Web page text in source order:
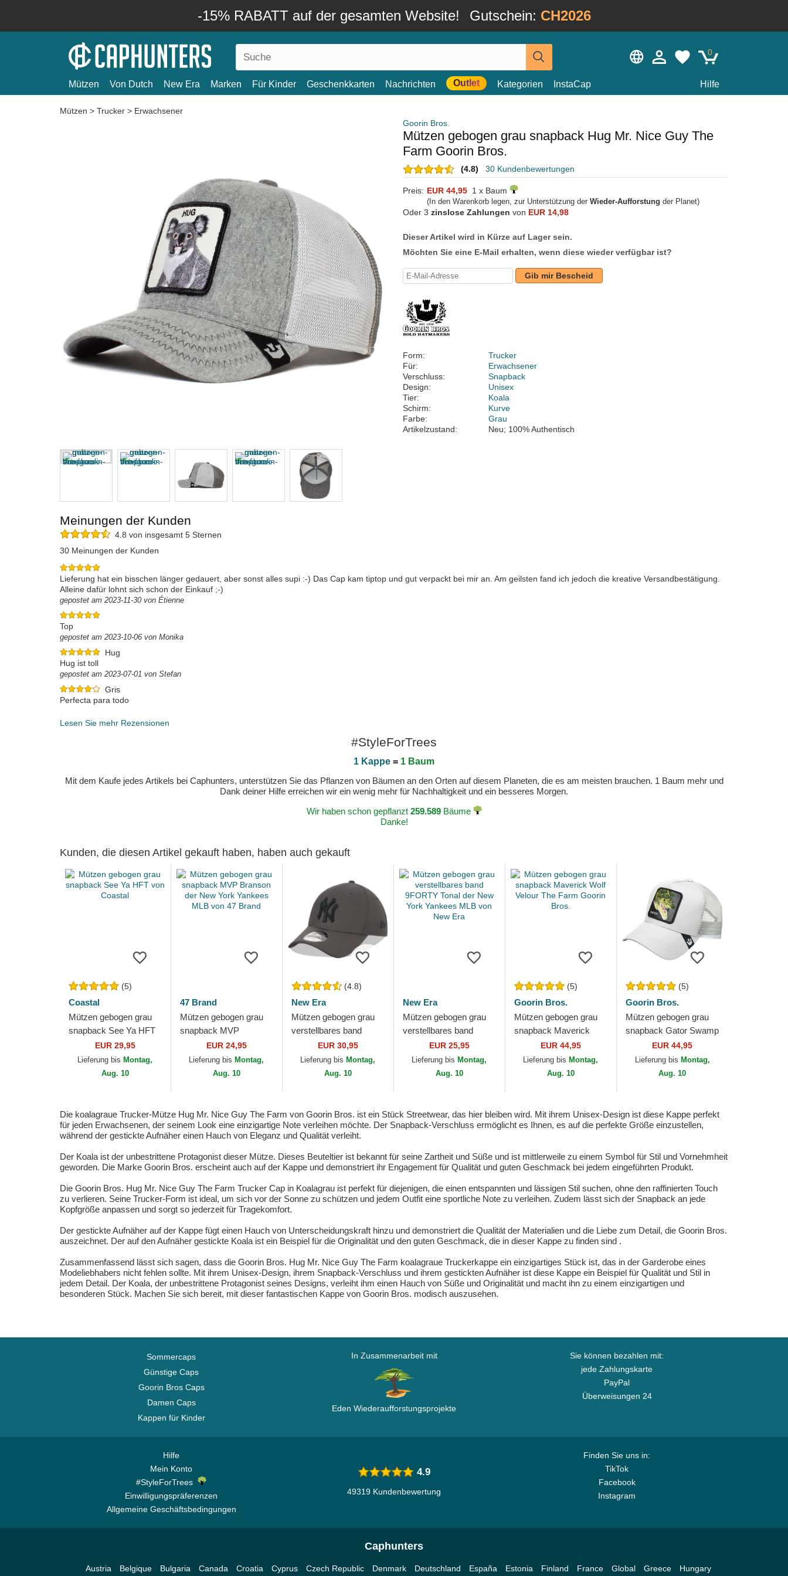
-15% RABATT auf der gesamten Website! Gutschein: CH2026
0
Mützen Von Dutch New Era Marken Für Kinder Geschenkkarten Nachrichten Outlet Kategorien InstaCap Hilfe
Mützen > Trucker > Erwachsener
Goorin Bros.
Mützen gebogen grau snapback Hug Mr. Nice Guy The
Farm Goorin Bros.
(4.8) 30 Kundenbewertungen
Preis: EUR 44,95 1 x Baum
(In den Warenkorb legen, zur Unterstützung der Wieder-Aufforstung der Planet)
Oder 3 zinslose Zahlungen von EUR 14,98
Dieser Artikel wird in Kürze auf Lager sein.
Möchten Sie eine E-Mail erhalten, wenn diese wieder verfügbar ist?
Gib mir Bescheid
Form:
Trucker
Für:
Erwachsener
Verschluss:
Snapback
Design:
Unisex
Tier:
Koala
Schirm:
Kurve
Farbe:
Grau
Artikelzustand:
Neu; 100% Authentisch
Meinungen der Kunden
4.8 von insgesamt 5 Sternen
30 Meinungen der Kunden
Lieferung hat ein bisschen länger gedauert, aber sonst alles supi :-) Das Cap kam tiptop und gut verpackt bei mir an. Am geilsten fand ich jedoch die kreative Versandbestätigung.
Alleine dafür lohnt sich schon der Einkauf ;-)
gepostet am 2023-11-30 von Étienne
Top
gepostet am 2023-10-06 von Monika
Hug
Hug ist toll
gepostet am 2023-07-01 von Stefan
Gris
Perfecta para todo
Lesen Sie mehr Rezensionen
#StyleForTrees
1 Kappe = 1 Baum
Mit dem Kaufe jedes Artikels bei Caphunters, unterstützen Sie das Pflanzen von Bäumen an den Orten auf diesem Planeten, die es am meisten brauchen. 1 Baum mehr und
Dank deiner Hilfe erreichen wir ein wenig mehr für Nachhaltigkeit und ein besseres Morgen.
Wir haben schon gepflanzt 259.589Bäume
Danke!
Kunden, die diesen Artikel gekauft haben, haben auch gekauft
(5)
Coastal
Mützen gebogen grau
snapback See Ya HFT
von CoastalEUR 29,95
Lieferung bis Montag,
Aug. 10
47 Brand
Mützen gebogen grau
snapback MVP
Branson der New York
Yankees MLB von 47
EUR 24,95
Lieferung bis Montag,
Aug. 10
(4.8)
New Era
Mützen gebogen grau
verstellbares band
9FORTY Diamond Era
der New York Yankees
MLB von New Era
EUR 30,95
Lieferung bis Montag,
Aug. 10
New Era
Mützen gebogen grau
verstellbares band
9FORTY Tonal der New
York Yankees MLB von
EUR 25,95
Lieferung bis Montag,
Aug. 10
(5)
Goorin Bros.
Mützen gebogen grau
snapback Maverick
Wolf Velour The Farm
Goorin Bros.
EUR 44,95
Lieferung bis Montag,
Aug. 10
(5)
Goorin Bros.
Mützen gebogen grau
snapback Gator Swamp
Monster Core Combo
The Farm Goorin Bros.
EUR 44,95
Lieferung bis Montag,
Aug. 10
Die koalagraue Trucker-Mütze Hug Mr. Nice Guy The Farm von Goorin Bros. ist ein Stück Streetwear, das hier bleiben wird. Mit ihrem Unisex-Design ist diese Kappe perfekt
für jeden Erwachsenen, der seinem Look eine einzigartige Note verleihen möchte. Der Snapback-Verschluss ermöglicht es Ihnen, es auf die perfekte Größe einzustellen,
während der gestickte Aufnäher einen Hauch von Eleganz und Qualität verleiht.
Der Koala ist der unbestrittene Protagonist dieser Mütze. Dieses Beuteltier ist bekannt für seine Zartheit und Süße und ist mittlerweile zu einem Symbol für Stil und Vornehmheit
geworden. Die Marke Goorin Bros. erscheint auch auf der Kappe und demonstriert ihr Engagement für Qualität und guten Geschmack bei jedem eingeführten Produkt.
Die Goorin Bros. Hug Mr. Nice Guy The Farm Trucker Cap in Koalagrau ist perfekt für diejenigen, die einen entspannten und lässigen Stil suchen, ohne den raffinierten Touch
zu verlieren. Seine Trucker-Form ist ideal, um sich vor der Sonne zu schützen und jedem Outfit eine sportliche Note zu verleihen. Zudem lässt sich der Snapback an jede
Kopfgröße anpassen und sorgt so jederzeit für Tragekomfort.
Der gestickte Aufnäher auf der Kappe fügt einen Hauch von Unterscheidungskraft hinzu und demonstriert die Qualität der Materialien und die Liebe zum Detail, die Goorin Bros.
auszeichnet. Der auf den Aufnäher gestickte Koala ist ein Beispiel für die Originalität und den guten Geschmack, die in dieser Kappe zu finden sind .
Zusammenfassend lässt sich sagen, dass die Goorin Bros. Hug Mr. Nice Guy The Farm koalagraue Truckerkappe ein einzigartiges Stück ist, das in der Garderobe eines
Modeliebhabers nicht fehlen sollte. Mit ihrem Unisex-Design, ihrem Snapback-Verschluss und ihrem gestickten Aufnäher ist diese Kappe ein Beispiel für Qualität und Stil in
jedem Detail. Der Koala, der unbestrittene Protagonist seines Designs, verleiht ihm einen Hauch von Süße und Originalität und macht ihn zu einem einzigartigen und
besonderen Stück. Machen Sie sich bereit, mit dieser fantastischen Kappe von Goorin Bros. modisch auszusehen.
Sommercaps
Günstige Caps
Goorin Bros Caps
Damen Caps
Kappen für Kinder
In Zusammenarbeit mit
Eden Wiederaufforstungsprojekte
Sie können bezahlen mit:
jede Zahlungskarte
PayPal
Überweisungen 24
Hilfe
Mein Konto
#StyleForTrees
Einwilligungspräferenzen
Allgemeine Geschäftsbedingungen
Finden Sie uns in:
TikTok
Facebook
Instagram
4.9
49319 Kundenbewertung
Caphunters
Austria Belgique Bulgaria Canada Croatia Cyprus Czech Republic Denmark Deutschland España Estonia Finland France Global Greece Hungary